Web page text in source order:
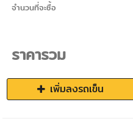
จำนวนที่จะซื้อ
ราคารวม
เพิ่มลงรถเข็น